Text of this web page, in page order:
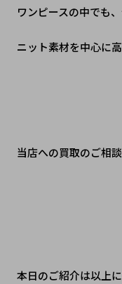
ワンピースの中でも
ニット素材を中心に
当店への買取のご相
本日のご紹介は以上に